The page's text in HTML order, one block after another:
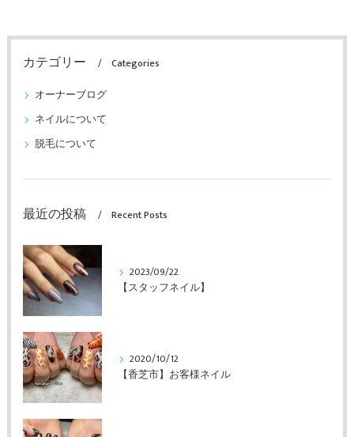
カテゴリー
Categories
オーナーブログ
ネイルについて
脱毛について
最近の投稿 Recent Posts
2023/09/22
【スタッフネイル】
2020/10/12
【香芝市】お客様ネイル